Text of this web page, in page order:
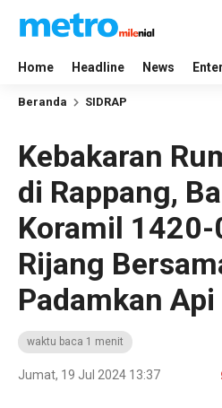
Home Headline News
Beranda SIDRAP
Kebakaran
di Rappang,
Koramil
Rijang
Padamkan Api
waktu baca 1 menit
Jumat, 19 Jul 2024 13:37